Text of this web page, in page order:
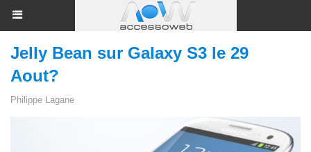
Jelly Bean sur Galaxy S3 le 29
Aout?
Philippe Lagane